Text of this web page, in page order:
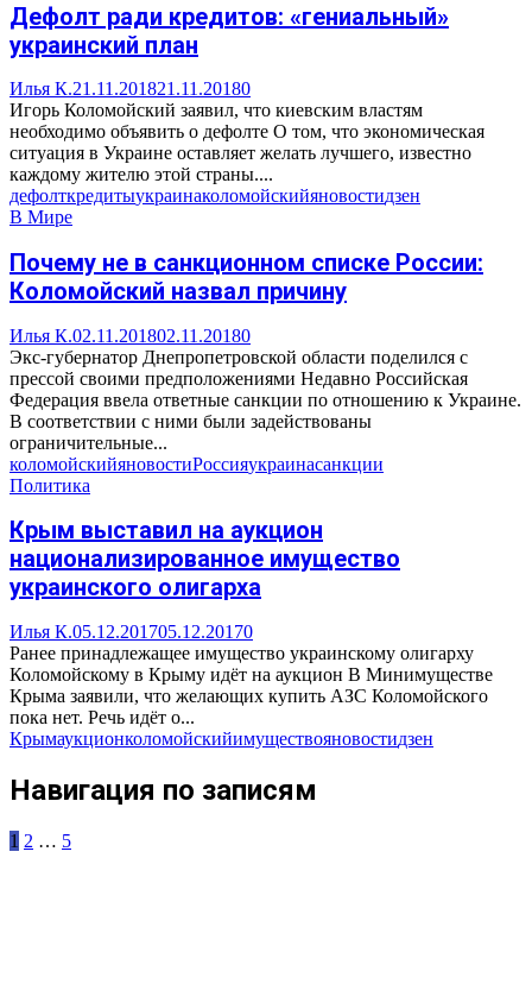
Дефолт ради кредитов: «гениальный»
украинский план
Илья К.21.11.201821.11.20180
Игорь Коломойский заявил, что киевским властям
необходимо объявить о дефолте О том, что экономическая
ситуация в Украине оставляет желать лучшего, известно
каждому жителю этой страны....
дефолткредитыукраинаколомойскийяновостидзен
В Мире
Почему не в санкционном списке России:
Коломойский назвал причину
Илья К.02.11.201802.11.20180
Экс-губернатор Днепропетровской области поделился с
прессой своими предположениями Недавно Российская
Федерация ввела ответные санкции по отношению к Украине.
В соответствии с ними были задействованы
ограничительные...
коломойскийяновостиРоссияукраинасанкции
Политика
Крым выставил на аукцион
национализированное имущество
украинского олигарха
Илья К.05.12.201705.12.20170
Ранее принадлежащее имущество украинскому олигарху
Коломойскому в Крыму идёт на аукцион В Минимуществе
Крыма заявили, что желающих купить АЗС Коломойского
пока нет. Речь идёт о...
Крымаукционколомойскийимуществояновостидзен
Навигация по записям
1 2 … 5